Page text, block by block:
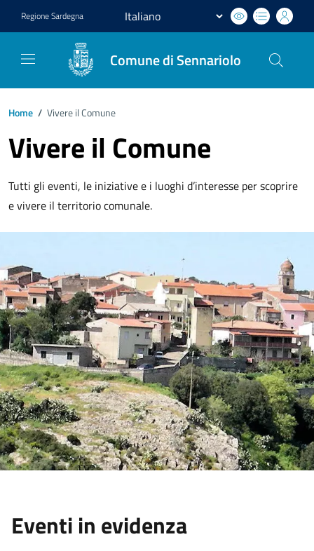
RegioneSardegna
Comune di Sennariolo
Home / Vivere il Comune
Vivere il Comune
Tutti gli eventi, le iniziative e i luoghi d’interesse per scoprire
e vivere il territorio comunale.
Eventi in evidenza